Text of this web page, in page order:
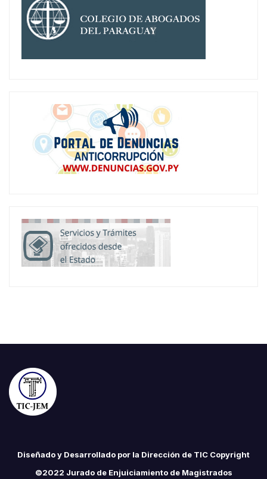
Diseñado y Desarrollado por la Dirección de TIC Copyright
©2022 Jurado de Enjuiciamiento de Magistrados